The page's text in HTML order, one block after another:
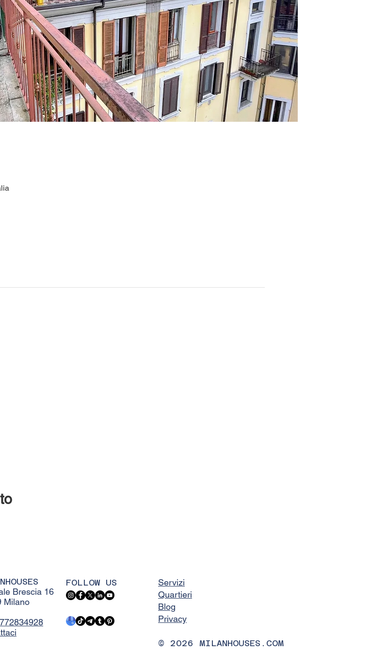
Brescia 16
Milano
FOLLOW US
Servizi
Quartieri
Blog
Privacy
© 2026 MILANHOUSES.COM